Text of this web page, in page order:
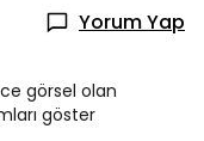
Yorum Yap
görsel olan
göster